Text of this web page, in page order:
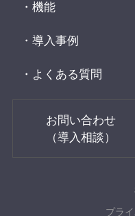
機能
導入事例
よくある質問
お問い合わせ
（導入相談）
プラ